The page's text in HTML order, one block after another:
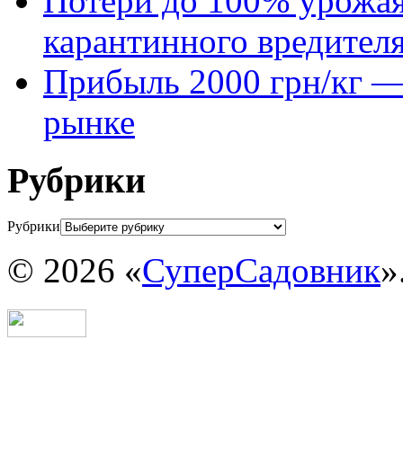
карантинного
Прибыль 2000 грн/кг —
рынке
Рубрики
Рубрики
© 2026 «СуперСадовник